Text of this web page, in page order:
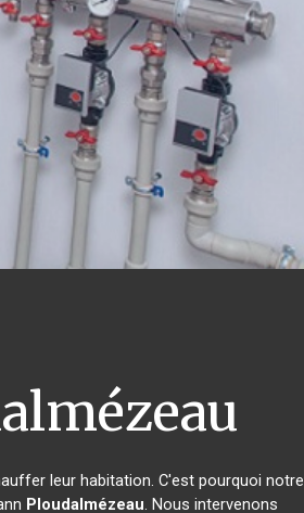
leur habitation. C'est pourquoi notre
Ploudalmézeau. Nous intervenons